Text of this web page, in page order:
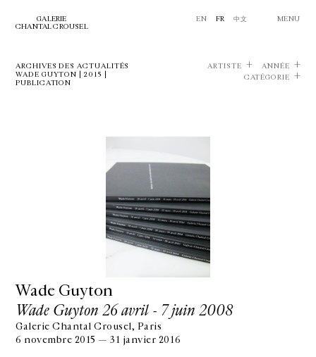
GALERIE
CHANTAL CROUSEL
EN FR 中文 MENU
ARCHIVES DES ACTUALITÉS
WADE GUYTON | 2015 |
PUBLICATION
ARTISTE
ANNÉE
CATÉGORIE
Wade Guyton
Wade Guyton 26 avril - 7 juin 2008
Galerie Chantal Crousel, Paris
6 novembre 2015 — 31 janvier 2016
GALERIE CHANTAL CROUSEL